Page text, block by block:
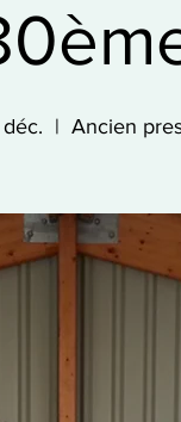
  |
Ancien